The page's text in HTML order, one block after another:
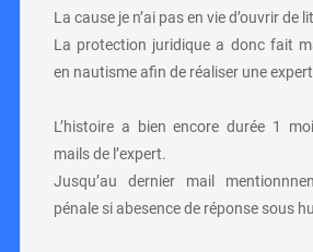
La cause je n’ai pas en vie d’ouvrir de
La protection juridique a donc fait
en nautisme afin de réaliser une
L’histoire a bien encore durée 1
mails de l’expert.
Jusqu’au dernier mail
pénale si abesence de réponse sous